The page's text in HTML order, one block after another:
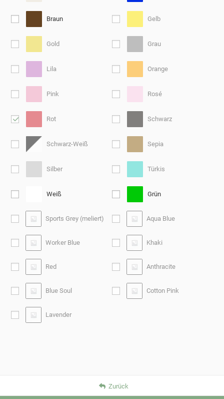
Braun Gelb
Gold Grau
Lila Orange
Pink Rosé
Rot Schwarz
Schwarz-Weiß Sepia
Silber Türkis
Weiß Grün
Sports Grey (meliert) Aqua Blue
Worker Blue Khaki
Red Anthracite
Blue Soul Cotton Pink
Lavender
Zurück